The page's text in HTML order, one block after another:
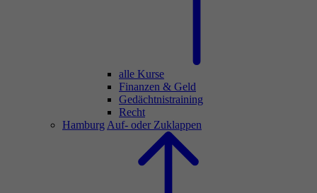
alle Kurse
Finanzen & Geld
Gedächtnistraining
Recht
Hamburg Auf- oder Zuklappen